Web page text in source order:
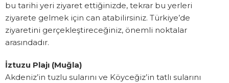
bu tarihi yeri ziyaret ettiğinizde, tekrar bu yerleri
ziyarete gelmek için can atabilirsiniz. Türkiye’de
ziyaretini gerçekleştireceğiniz, önemli noktalar
arasındadır.
İztuzu Plajı (Muğla)
Akdeniz’in tuzlu sularını ve Köyceğiz’in tatlı sularını